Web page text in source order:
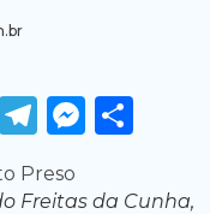
WhatsApp
Telegram
Freitas da Cunha,